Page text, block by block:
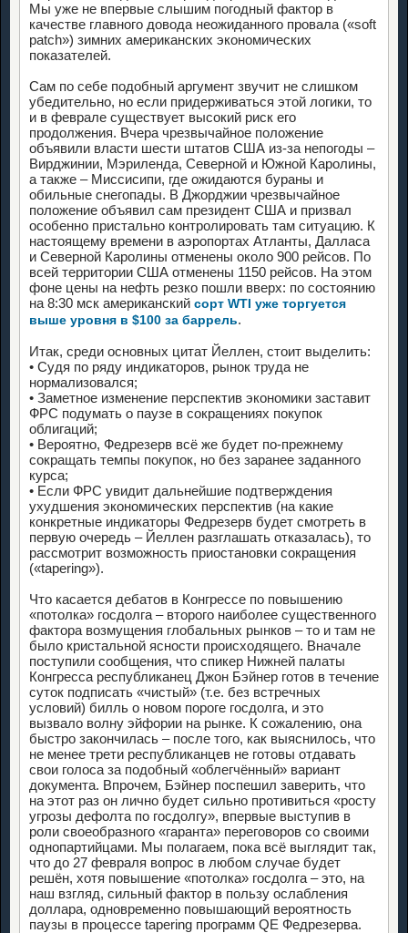
Мы уже не впервые слышим погодный фактор в
качестве главного довода неожиданного провала («soft
patch») зимних американских экономических
показателей.
Сам по себе подобный аргумент звучит не слишком
убедительно, но если придерживаться этой логики, то
и в феврале существует высокий риск его
продолжения. Вчера чрезвычайное положение
объявили власти шести штатов США из-за непогоды –
Вирджинии, Мэриленда, Северной и Южной Каролины,
а также – Миссисипи, где ожидаются бураны и
обильные снегопады. В Джорджии чрезвычайное
положение объявил сам президент США и призвал
особенно пристально контролировать там ситуацию. К
настоящему времени в аэропортах Атланты, Далласа
и Северной Каролины отменены около 900 рейсов. По
всей территории США отменены 1150 рейсов. На этом
фоне цены на нефть резко пошли вверх: по состоянию
на 8:30 мск американский сорт WTI уже торгуется
выше уровня в $100 за баррель.
Итак, среди основных цитат Йеллен, стоит выделить:
• Судя по ряду индикаторов, рынок труда не
нормализовался;
• Заметное изменение перспектив экономики заставит
ФРС подумать о паузе в сокращениях покупок
облигаций;
• Вероятно, Федрезерв всё же будет по-прежнему
сокращать темпы покупок, но без заранее заданного
курса;
• Если ФРС увидит дальнейшие подтверждения
ухудшения экономических перспектив (на какие
конкретные индикаторы Федрезерв будет смотреть в
первую очередь – Йеллен разглашать отказалась), то
рассмотрит возможность приостановки сокращения
(«tapering»).
Что касается дебатов в Конгрессе по повышению
«потолка» госдолга – второго наиболее существенного
фактора возмущения глобальных рынков – то и там не
было кристальной ясности происходящего. Вначале
поступили сообщения, что спикер Нижней палаты
Конгресса республиканец Джон Бэйнер готов в течение
суток подписать «чистый» (т.е. без встречных
условий) билль о новом пороге госдолга, и это
вызвало волну эйфории на рынке. К сожалению, она
быстро закончилась – после того, как выяснилось, что
не менее трети республиканцев не готовы отдавать
свои голоса за подобный «облегчённый» вариант
документа. Впрочем, Бэйнер поспешил заверить, что
на этот раз он лично будет сильно противиться «росту
угрозы дефолта по госдолгу», впервые выступив в
роли своеобразного «гаранта» переговоров со своими
однопартийцами. Мы полагаем, пока всё выглядит так,
что до 27 февраля вопрос в любом случае будет
решён, хотя повышение «потолка» госдолга – это, на
наш взгляд, сильный фактор в пользу ослабления
доллара, одновременно повышающий вероятность
паузы в процессе tapering программ QE Федрезерва.